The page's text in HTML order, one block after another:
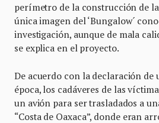
perímetro de la construcción de
única imagen del ‘Bungalow´
investigación, aunque de mala
se explica en el proyecto.
De acuerdo con la declaración
época, los cadáveres de las
un avión para ser trasladados a
“Costa de Oaxaca”, donde eran